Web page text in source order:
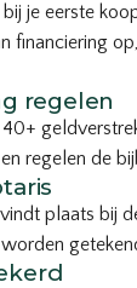
je eerste
financiering
regelen
regelen de
plaats bij